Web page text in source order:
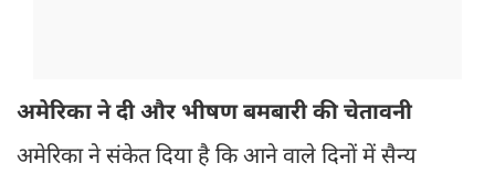
अमेरिका ने दी और भीषण बमबारी की चेतावनी
अमेरिका ने संकेत दिया है कि आने वाले दिनों में सैन्य